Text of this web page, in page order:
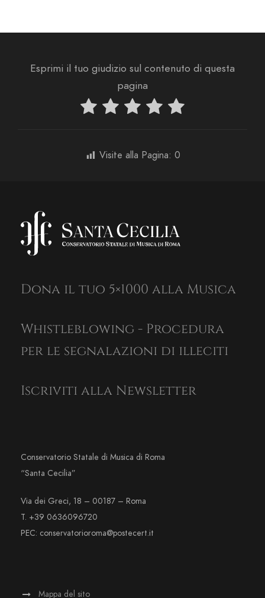
Esprimi il tuo giudizio sul contenuto di questa
pagina
Visite alla Pagina: 0
Dona il tuo 5×1000 alla Musica
Whistleblowing - Procedura
per le segnalazioni di illeciti
Iscriviti alla Newsletter
Conservatorio Statale di Musica di Roma
“Santa Cecilia”
Via dei Greci, 18 – 00187 – Roma
T. +39 0636096720
PEC: conservatorioroma@postecert.it
Mappa del sito